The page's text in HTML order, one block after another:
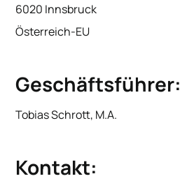
6020 Innsbruck
Österreich-EU
Geschäftsführer:
Tobias Schrott, M.A.
Kontakt: